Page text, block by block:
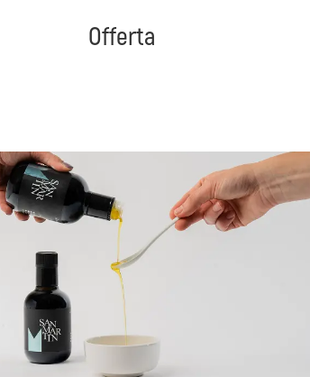
Offerta